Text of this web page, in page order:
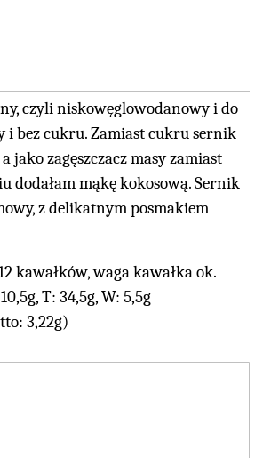
czyli niskowęglowodanowy i do
i bez cukru. Zamiast cukru sernik
jako zagęszczacz masy zamiast
dodałam mąkę kokosową. Sernik
z delikatnym posmakiem
kawałków, waga kawałka ok.
T: 34,5g, W: 5,5g
3,22g)